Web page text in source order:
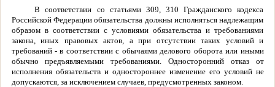
В соответствии со статьями 309, 310 Гражданского кодекса
Российской Федерации обязательства должны исполняться надлежащим
образом в соответствии с условиями обязательства и требованиями
закона, иных правовых актов, а при отсутствии таких условий и
требований - в соответствии с обычаями делового оборота или иными
обычно предъявляемыми требованиями. Односторонний отказ от
исполнения обязательств и одностороннее изменение его условий не
допускаются, за исключением случаев, предусмотренных законом.